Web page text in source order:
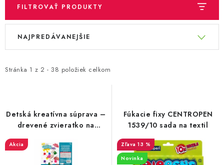
AUTO-MOTO
PRODUKTY HISTORICKE BEZ ZASOBY
BEZ ZÁSOBY, K VYŘAZENÍ (VČ. XD)
OBLEČENÍ A MÓDA
FILTROVAŤ PRODUKTY
V
i
r
d
u
Stránka 1 z 2 - 38 položiek celkom
R
e
e
r
o
NAJPREDÁVANEJŠIE
Detská kreatívna súprava –
drevené zvieratko na
vyfarbenie (29 ks)
Akcia
Fúkacie fixy CENTROPEN
1539/10 sada na textil
13 %
Novinka